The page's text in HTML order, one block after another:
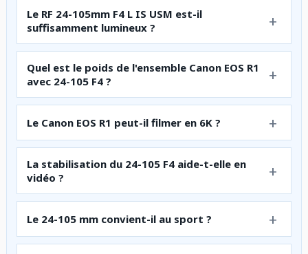
Le RF 24-105mm F4 L IS USM est-il
suffisamment lumineux ?
Quel est le poids de l'ensemble Canon EOS R1
avec 24-105 F4 ?
Le Canon EOS R1 peut-il filmer en 6K ?
La stabilisation du 24-105 F4 aide-t-elle en
vidéo ?
Le 24-105 mm convient-il au sport ?